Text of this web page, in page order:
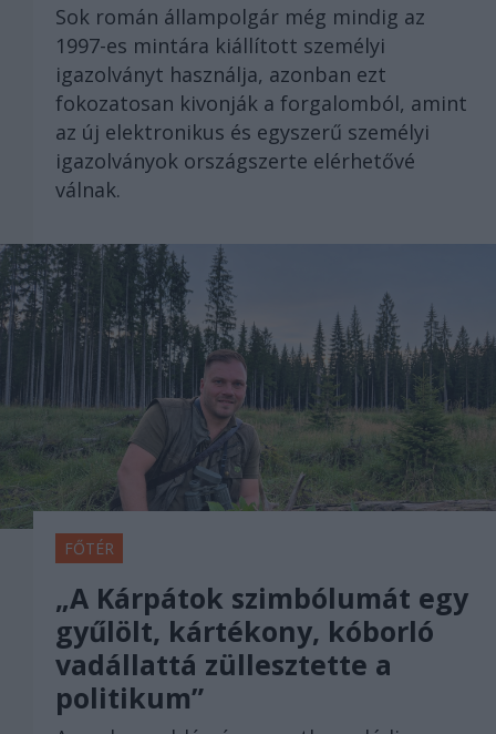
Sok román állampolgár még mindig az
1997-es mintára kiállított személyi
igazolványt használja, azonban ezt
fokozatosan kivonják a forgalomból, amint
az új elektronikus és egyszerű személyi
igazolványok országszerte elérhetővé
válnak.
FŐTÉR
„A Kárpátok szimbólumát egy
gyűlölt, kártékony, kóborló
vadállattá züllesztette a
politikum”